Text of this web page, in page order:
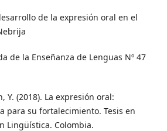
de la expresión oral en el
de la Enseñanza de Lenguas Nº 47
Y. (2018). La expresión oral:
para su fortalecimiento. Tesis en
Lingüística. Colombia.